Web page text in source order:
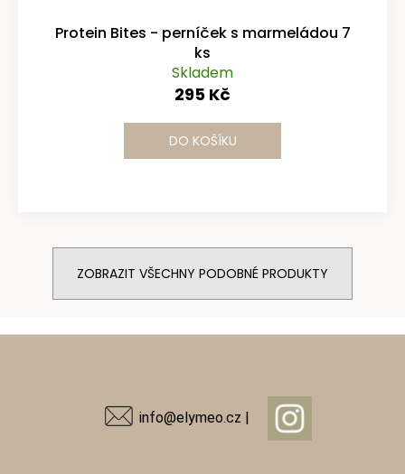
Protein Bites - perníček s marmeládou 7
ks
Skladem
295 Kč
DO KOŠÍKU
ZOBRAZIT VŠECHNY PODOBNÉ PRODUKTY
info@elymeo.cz |